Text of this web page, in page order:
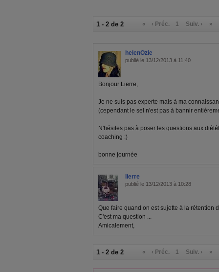
1 - 2 de 2 « ‹ Préc. 1 Suiv. › »
helenOzie
publié le 13/12/2013 à 11:40
Bonjour Lierre,
Je ne suis pas experte mais à ma
(cependant le sel n'est pas à bannir
N'hésites pas à poser tes questions aux
coaching :)
bonne journée
lierre
publié le 13/12/2013 à 10:28
Que faire quand on est sujette à la rétention
C'est ma question ...
Amicalement,
1 - 2 de 2 « ‹ Préc. 1 Suiv. › »